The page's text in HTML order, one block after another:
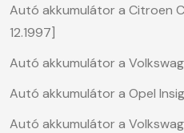
Autó akkumulátor a Citroen
12.1997]
Autó akkumulátor a
Autó akkumulátor a Opel
Autó akkumulátor a